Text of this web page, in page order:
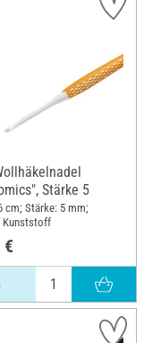
Stärke 5
cm; Stärke: 5 mm;
Kunststoff
€